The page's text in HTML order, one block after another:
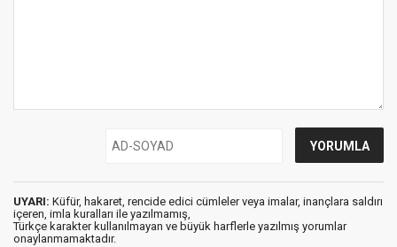
UYARI: Küfür, hakaret, rencide edici cümleler veya imalar, inançlara saldırı
içeren, imla kuralları ile yazılmamış,
Türkçe karakter kullanılmayan ve büyük harflerle yazılmış yorumlar
onaylanmamaktadır.